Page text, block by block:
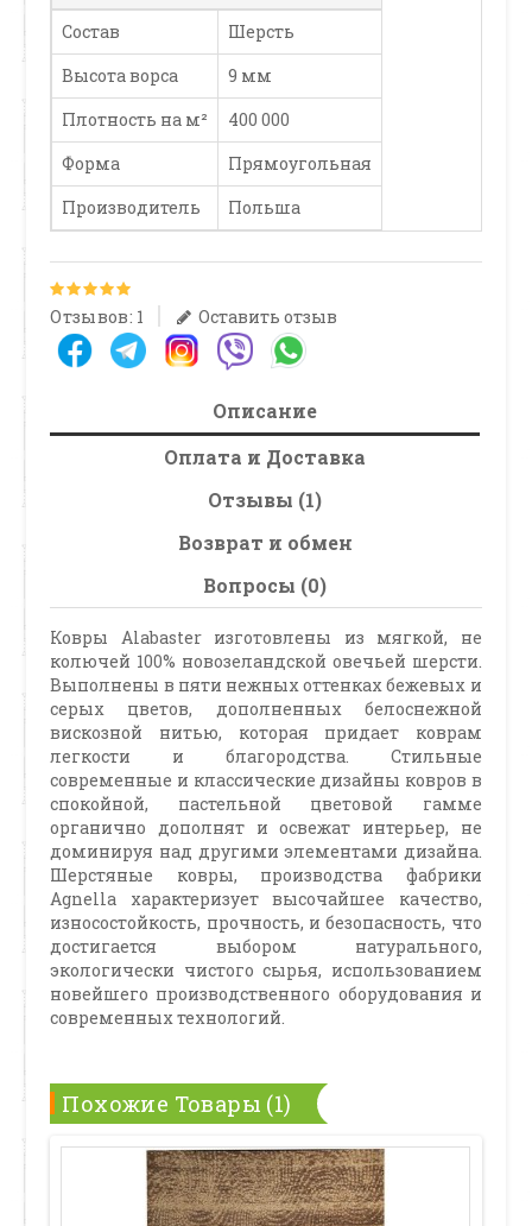
Состав
Шерсть
Высота ворса
9 мм
Плотность на м²
400 000
Форма
Прямоугольная
Производитель
Польша
Отзывов: 1 Оставить отзыв
Описание
Оплата и Доставка
Отзывы (1)
Возврат и обмен
Вопросы (0)
Ковры Alabaster изготовлены из мягкой, не
колючей 100% новозеландской овечьей шерсти.
Выполнены в пяти нежных оттенках бежевых и
серых цветов, дополненных белоснежной
вискозной нитью, которая придает коврам
легкости и благородства. Стильные
современные и классические дизайны ковров в
спокойной, пастельной цветовой гамме
органично дополнят и освежат интерьер, не
доминируя над другими элементами дизайна.
Шерстяные ковры, производства фабрики
Agnella характеризует высочайшее качество,
износостойкость, прочность, и безопасность, что
достигается выбором натурального,
экологически чистого сырья, использованием
новейшего производственного оборудования и
современных технологий.
Похожие Товары (1)